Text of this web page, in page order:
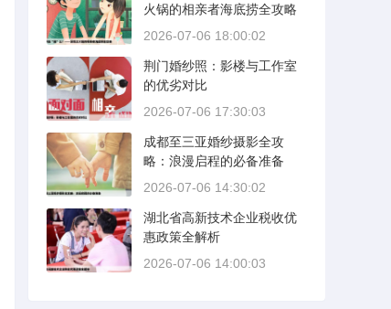
火锅的相亲者海底捞全攻略
2026-07-06 18:00:02
荆门婚纱照：影楼与工作室
的优劣对比
2026-07-06 17:30:03
成都至三亚婚纱摄影全攻
略：浪漫启程的必备准备
2026-07-06 14:30:02
湖北省高新技术企业税收优
惠政策全解析
2026-07-06 14:00:03